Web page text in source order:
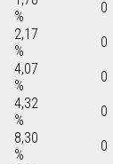
%
0
2,17
%
0
4,07
%
0
4,32
%
0
8,30
%
0